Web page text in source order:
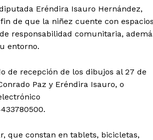
Eréndira Isauro Hernández,
de que la niñez cuente con
responsabilidad comunitaria,
entorno.
de recepción de los dibujos al 27 de
Paz y Eréndira Isauro, o
que constan en tablets, bicicletas,